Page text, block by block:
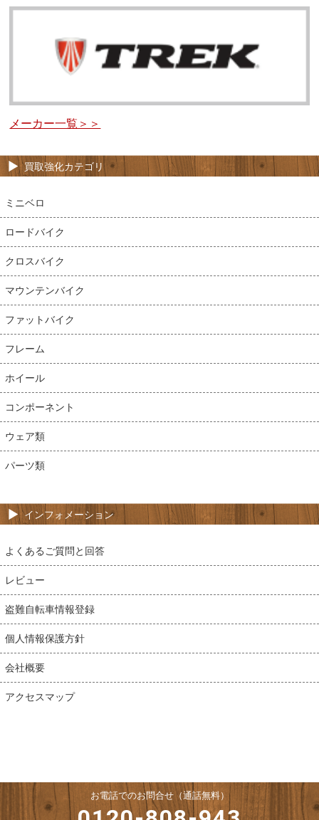
メーカー一覧＞＞
買取強化カテゴリ
ミニベロ
ロードバイク
クロスバイク
マウンテンバイク
ファットバイク
フレーム
ホイール
コンポーネント
ウェア類
パーツ類
インフォメーション
よくあるご質問と回答
レビュー
盗難自転車情報登録
個人情報保護方針
会社概要
アクセスマップ
お電話でのお問合せ（通話無料）